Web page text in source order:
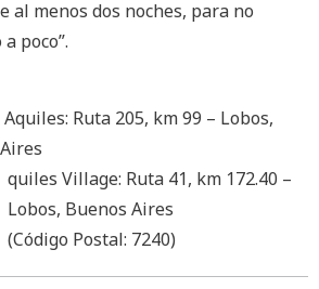
al menos dos noches, para no
poco”.
Ruta 205, km 99 – Lobos,
quiles Village: Ruta 41, km 172.40 –
Lobos, Buenos Aires
(Código Postal: 7240)